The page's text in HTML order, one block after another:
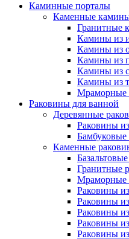
Каминные порталы
Каменные
Гранитные
Камины из
Камины из
Камины из
Камины из
Камины из
Мраморные
Раковины для ванной
Деревянные
Раковины
Каменные
Гранитные
Мраморные
Раковины из
Раковины
Раковины
Раковины
Раковины